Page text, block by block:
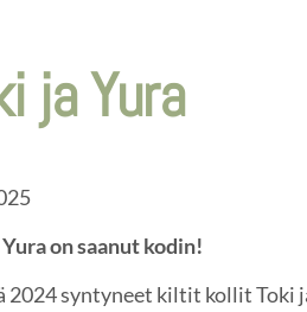
ja Yura
on saanut kodin!
2024 syntyneet kiltit kollit Toki